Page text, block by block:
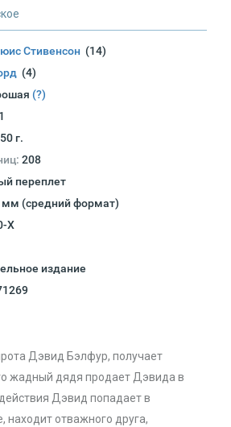
Стивенсон (14)
(4)
(?)
г.
208
переплет
мм (средний формат)
X
издание
Дэвид Бэлфур, получает
жадный дядя продает Дэвида в
Дэвид попадает в
находит отважного друга,